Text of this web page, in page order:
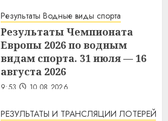
Результаты Водные виды спорта
Результаты Чемпионата
Европы 2026 по водным
видам спорта. 31 июля — 16
августа 2026
9:53 10.08.2026
РЕЗУЛЬТАТЫ И ТРАНСЛЯЦИИ ЛОТЕРЕЙ